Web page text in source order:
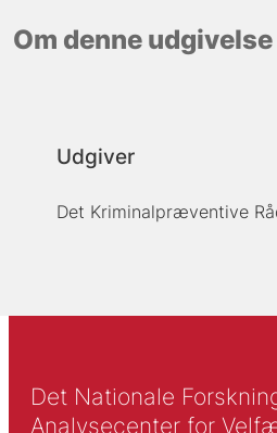
Om denne udgivelse
Udgiver
Det Kriminalpræventive
Det Nationale
Analysecenter for